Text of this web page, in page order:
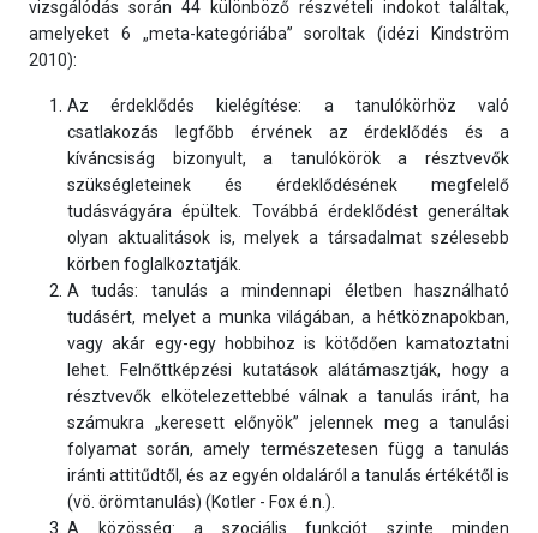
vizsgálódás során 44 különböző részvételi indokot találtak,
amelyeket 6 „meta-kategóriába” soroltak (idézi Kindström
2010):
Az érdeklődés kielégítése: a tanulókörhöz való
csatlakozás legfőbb érvének az érdeklődés és a
kíváncsiság bizonyult, a tanulókörök a résztvevők
szükségleteinek és érdeklődésének megfelelő
tudásvágyára épültek. Továbbá érdeklődést generáltak
olyan aktualitások is, melyek a társadalmat szélesebb
körben foglalkoztatják.
A tudás: tanulás a mindennapi életben használható
tudásért, melyet a munka világában, a hétköznapokban,
vagy akár egy-egy hobbihoz is kötődően kamatoztatni
lehet. Felnőttképzési kutatások alátámasztják, hogy a
résztvevők elkötelezettebbé válnak a tanulás iránt, ha
számukra „keresett előnyök” jelennek meg a tanulási
folyamat során, amely természetesen függ a tanulás
iránti attitűdtől, és az egyén oldaláról a tanulás értékétől is
(vö. örömtanulás) (Kotler - Fox é.n.).
A közösség: a szociális funkciót szinte minden